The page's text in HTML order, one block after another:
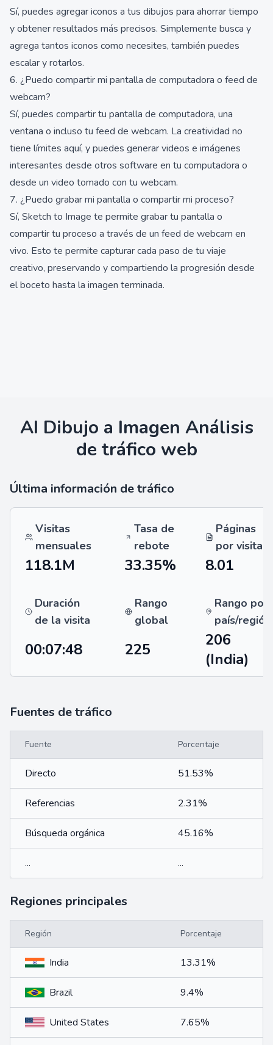
Sí, puedes agregar iconos a tus dibujos para ahorrar tiempo
y obtener resultados más precisos. Simplemente busca y
agrega tantos iconos como necesites, también puedes
escalar y rotarlos.
6. ¿Puedo compartir mi pantalla de computadora o feed de
webcam?
Sí, puedes compartir tu pantalla de computadora, una
ventana o incluso tu feed de webcam. La creatividad no
tiene límites aquí, y puedes generar videos e imágenes
interesantes desde otros software en tu computadora o
desde un video tomado con tu webcam.
7. ¿Puedo grabar mi pantalla o compartir mi proceso?
Sí, Sketch to Image te permite grabar tu pantalla o
compartir tu proceso a través de un feed de webcam en
vivo. Esto te permite capturar cada paso de tu viaje
creativo, preservando y compartiendo la progresión desde
el boceto hasta la imagen terminada.
AI Dibujo a Imagen Análisis
de tráfico web
Última información de tráfico
Visitas
mensuales
Tasa de
rebote
Páginas
por visita
118.1M 33.35% 8.01
Duración
de la visita
Rango
global
Rango por
país/región
00:07:48 225
206
(India)
Fuentes de tráfico
Fuente Porcentaje
Directo 51.53%
Referencias 2.31%
Búsqueda orgánica 45.16%
... ...
Regiones principales
Región Porcentaje
India 13.31%
Brazil 9.4%
United States 7.65%